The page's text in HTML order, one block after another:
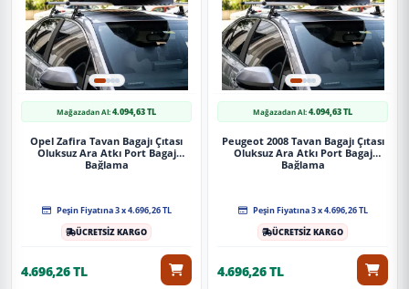
Mağazadan Al:4.094,63 TL
Opel Zafira Tavan Bagajı Çıtası
Oluksuz Ara Atkı Port Bagaj
Bağlama
Peşin Fiyatına 3 x 4.696,26 TL
ÜCRETSİZ KARGO
4.696,26 TL
Mağazadan Al:4.094,63 TL
Peugeot 2008 Tavan Bagajı Çıtası
Oluksuz Ara Atkı Port Bagaj
Bağlama
Peşin Fiyatına 3 x 4.696,26 TL
ÜCRETSİZ KARGO
4.696,26 TL